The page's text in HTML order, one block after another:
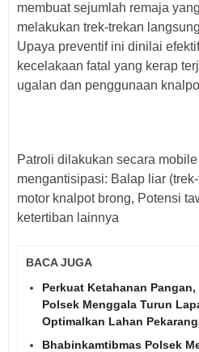
membuat sejumlah remaja
melakukan trek-trekan
Upaya preventif ini dinilai
kecelakaan fatal yang kerap
ugalan dan penggunaan
Patroli dilakukan secara
mengantisipasi: Balap liar
motor knalpot brong, Potensi
ketertiban lainnya
BACA JUGA
Perkuat Ketahanan
Polsek Menggala Turun
Optimalkan Lahan
Bhabinkamtibmas Polsek